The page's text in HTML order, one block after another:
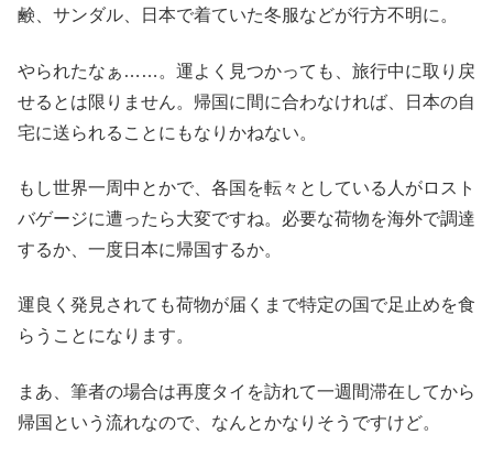
鹸、サンダル、日本で着ていた冬服などが行方不明に。
やられたなぁ……。運よく見つかっても、旅行中に取り戻
せるとは限りません。帰国に間に合わなければ、日本の自
宅に送られることにもなりかねない。
もし世界一周中とかで、各国を転々としている人がロスト
バゲージに遭ったら大変ですね。必要な荷物を海外で調達
するか、一度日本に帰国するか。
運良く発見されても荷物が届くまで特定の国で足止めを食
らうことになります。
まあ、筆者の場合は再度タイを訪れて一週間滞在してから
帰国という流れなので、なんとかなりそうですけど。